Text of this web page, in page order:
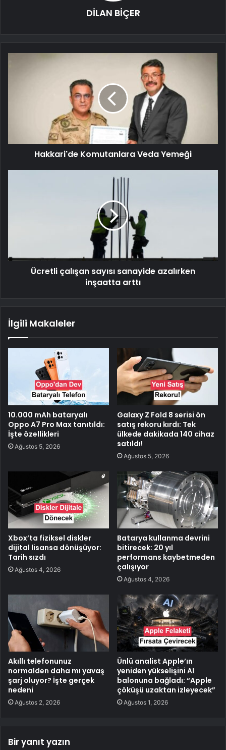
DİLAN BİÇER
Hakkari'de Komutanlara Veda Yemeği
Ücretli çalışan sayısı sanayide azalırken
inşaatta arttı
İlgili Makaleler
10.000 mAh bataryalı
Oppo A7 Pro Max tanıtıldı:
İşte özellikleri
Ağustos 5, 2026
Galaxy Z Fold 8 serisi ön
satış rekoru kırdı: Tek
ülkede dakikada 140 cihaz
satıldı!
Ağustos 5, 2026
Xbox’ta fiziksel diskler
dijital lisansa dönüşüyor:
Tarih sızdı
Ağustos 4, 2026
Batarya kullanma devrini
bitirecek: 20 yıl
performans kaybetmeden
çalışıyor
Ağustos 4, 2026
Akıllı telefonunuz
normalden daha mı yavaş
şarj oluyor? İşte gerçek
nedeni
Ağustos 2, 2026
Ünlü analist Apple’ın
yeniden yükselişini AI
balonuna bağladı: “Apple
çöküşü uzaktan izleyecek”
Ağustos 1, 2026
Bir yanıt yazın